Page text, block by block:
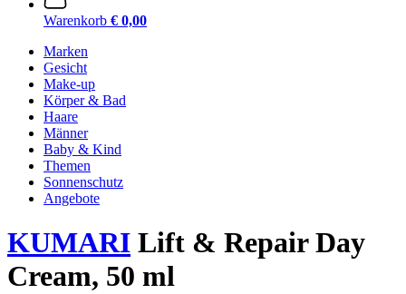
Warenkorb € 0,00
Marken
Gesicht
Make-up
Körper & Bad
Haare
Männer
Baby & Kind
Themen
Sonnenschutz
Angebote
KUMARI Lift & Repair Day
Cream, 50 ml